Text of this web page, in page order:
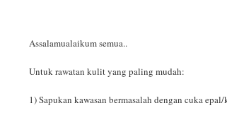
Assalamualaikum semua..
Untuk rawatan kulit yang paling mudah:
1) Sapukan kawasan bermasalah dengan cuka